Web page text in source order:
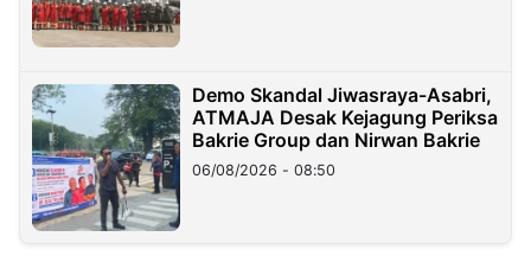
Demo Skandal Jiwasraya-Asabri,
ATMAJA Desak Kejagung Periksa
Bakrie Group dan Nirwan Bakrie
06/08/2026 - 08:50